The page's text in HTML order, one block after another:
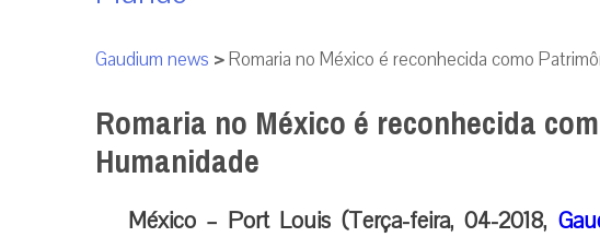
Gaudium news >Romaria no México é reconhecida como
Romaria no México é reconhecida
Humanidade
México – Port Louis (Terça-feira, 04-2018,